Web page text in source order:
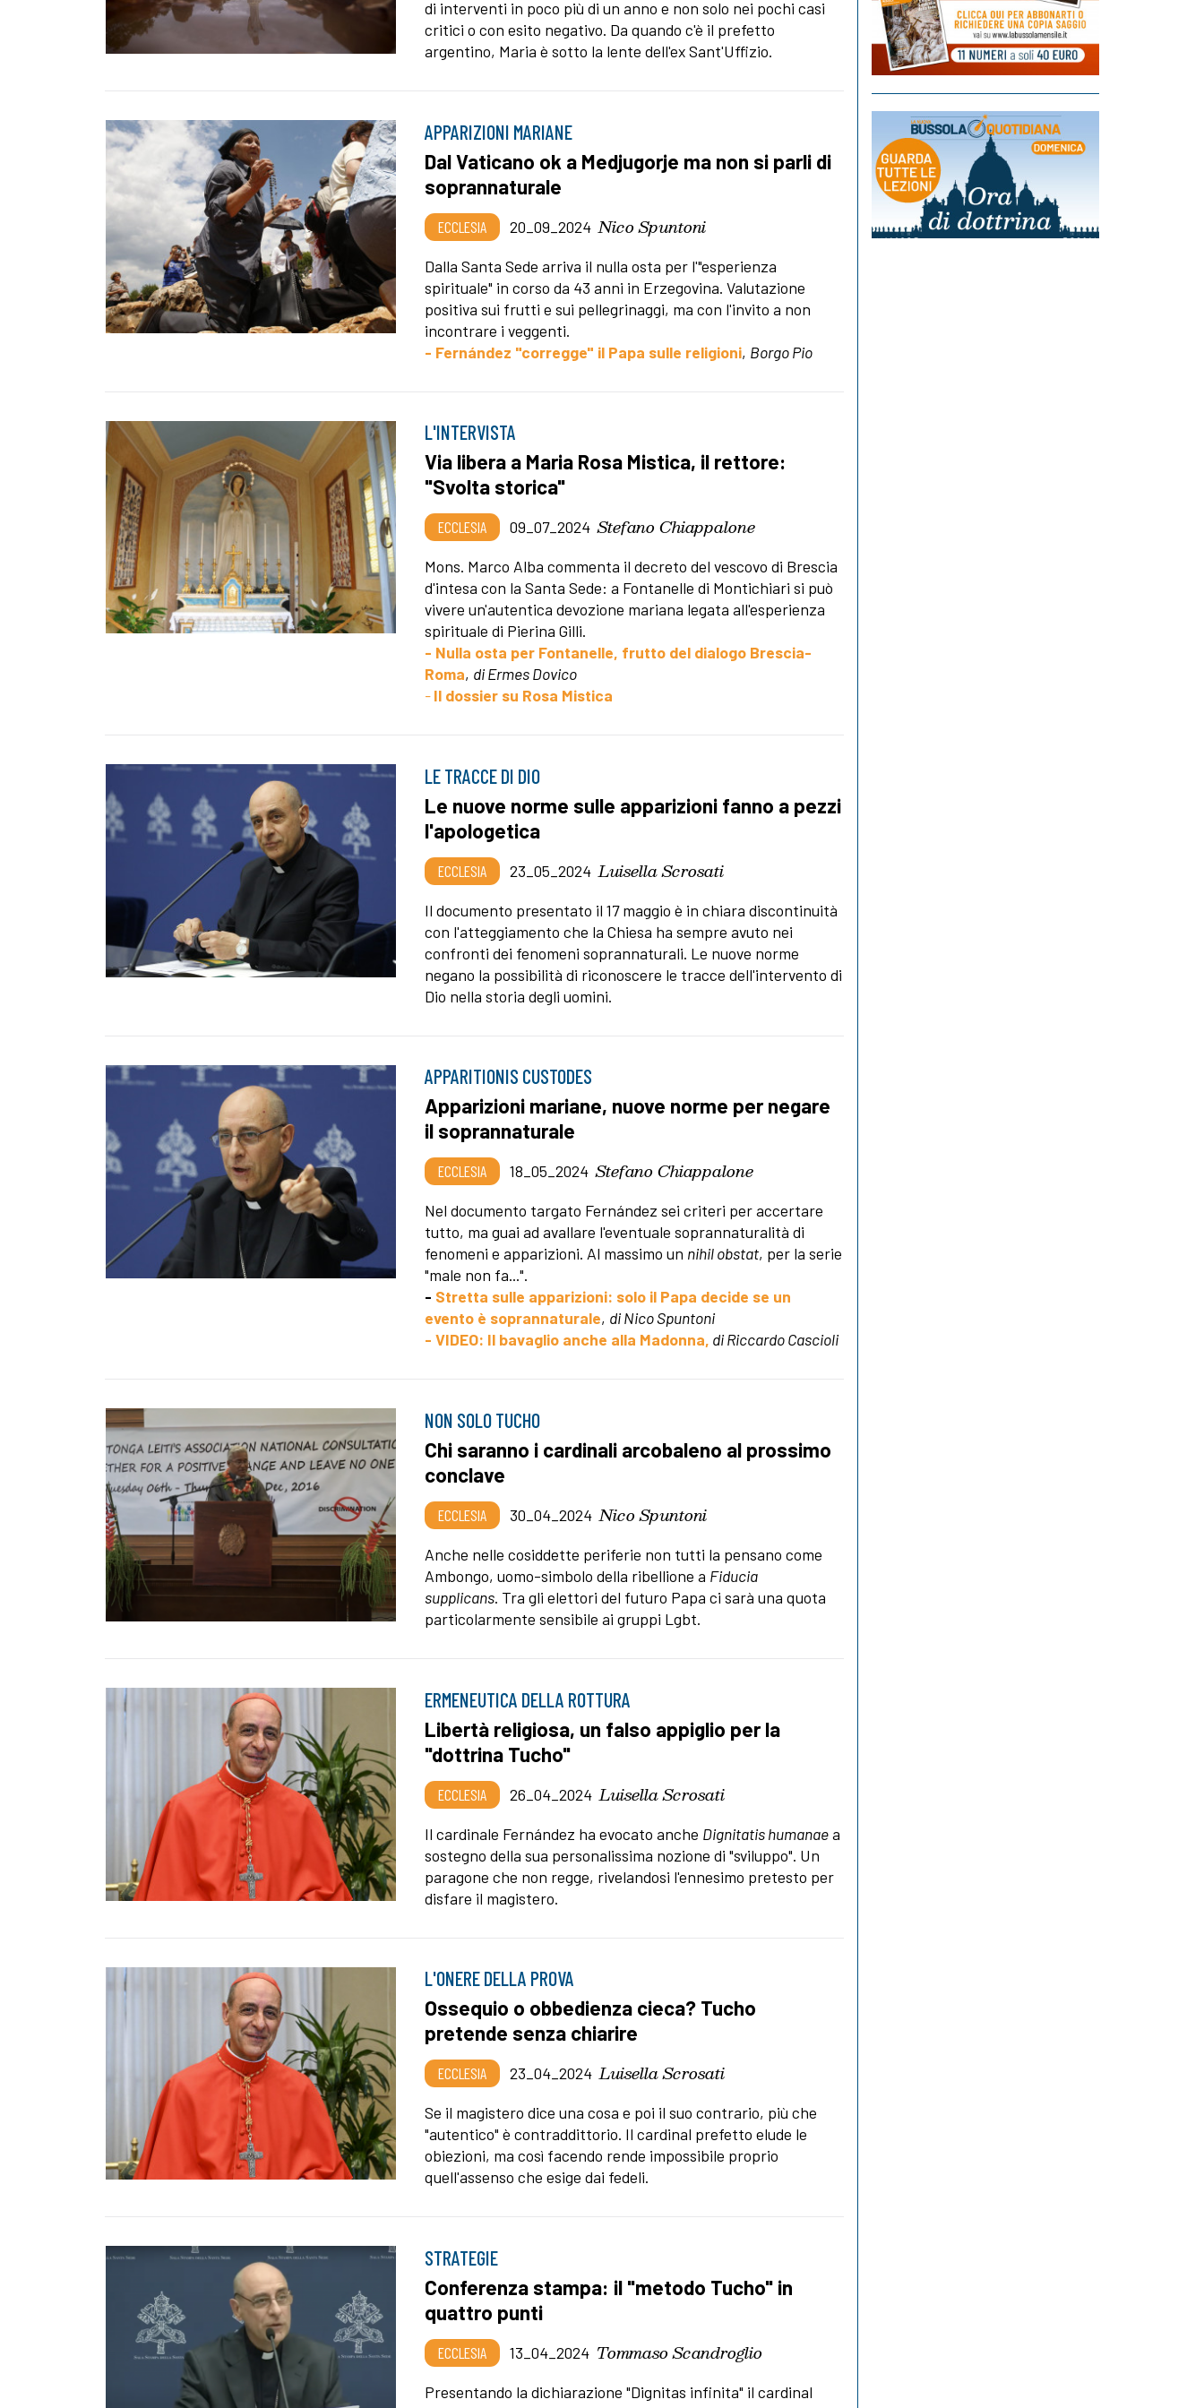
di interventi in poco più di un anno e non solo nei pochi casi
critici o con esito negativo. Da quando c'è il prefetto
argentino, Maria è sotto la lente dell'ex Sant'Uffizio.
APPARIZIONI MARIANE
Dal Vaticano ok a Medjugorje ma non si parli di
soprannaturale
ECCLESIA 20_09_2024 Nico Spuntoni
Dalla Santa Sede arriva il nulla osta per l'"esperienza
spirituale" in corso da 43 anni in Erzegovina. Valutazione
positiva sui frutti e sui pellegrinaggi, ma con l'invito a non
incontrare i veggenti.
- Fernández "corregge" il Papa sulle religioni, Borgo Pio
L'INTERVISTA
Via libera a Maria Rosa Mistica, il rettore:
"Svolta storica"
ECCLESIA 09_07_2024 Stefano Chiappalone
Mons. Marco Alba commenta il decreto del vescovo di Brescia
d'intesa con la Santa Sede: a Fontanelle di Montichiari si può
vivere un'autentica devozione mariana legata all'esperienza
spirituale di Pierina Gilli.
- Nulla osta per Fontanelle, frutto del dialogo Brescia-
Roma, di Ermes Dovico
-Il dossier su Rosa Mistica
LE TRACCE DI DIO
Le nuove norme sulle apparizioni fanno a pezzi
l'apologetica
ECCLESIA 23_05_2024 Luisella Scrosati
Il documento presentato il 17 maggio è in chiara discontinuità
con l'atteggiamento che la Chiesa ha sempre avuto nei
confronti dei fenomeni soprannaturali. Le nuove norme
negano la possibilità di riconoscere le tracce dell'intervento di
Dio nella storia degli uomini.
APPARITIONIS CUSTODES
Apparizioni mariane, nuove norme per negare
il soprannaturale
ECCLESIA 18_05_2024 Stefano Chiappalone
Nel documento targato Fernández sei criteri per accertare
tutto, ma guai ad avallare l'eventuale soprannaturalità di
fenomeni e apparizioni. Al massimo un nihil obstat, per la serie
"male non fa...".
- Stretta sulle apparizioni: solo il Papa decide se un
evento è soprannaturale, di Nico Spuntoni
- VIDEO: Il bavaglio anche alla Madonna, di Riccardo Cascioli
NON SOLO TUCHO
Chi saranno i cardinali arcobaleno al prossimo
conclave
ECCLESIA 30_04_2024 Nico Spuntoni
Anche nelle cosiddette periferie non tutti la pensano come
Ambongo, uomo-simbolo della ribellione a Fiducia
supplicans. Tra gli elettori del futuro Papa ci sarà una quota
particolarmente sensibile ai gruppi Lgbt.
ERMENEUTICA DELLA ROTTURA
Libertà religiosa, un falso appiglio per la
"dottrina Tucho"
ECCLESIA 26_04_2024 Luisella Scrosati
Il cardinale Fernández ha evocato anche Dignitatis humanaea
sostegno della sua personalissima nozione di "sviluppo". Un
paragone che non regge, rivelandosi l'ennesimo pretesto per
disfare il magistero.
L'ONERE DELLA PROVA
Ossequio o obbedienza cieca? Tucho
pretende senza chiarire
ECCLESIA 23_04_2024 Luisella Scrosati
Se il magistero dice una cosa e poi il suo contrario, più che
"autentico" è contraddittorio. Il cardinal prefetto elude le
obiezioni, ma così facendo rende impossibile proprio
quell'assenso che esige dai fedeli.
STRATEGIE
Conferenza stampa: il "metodo Tucho" in
quattro punti
ECCLESIA 13_04_2024 Tommaso Scandroglio
Presentando la dichiarazione "Dignitas infinita" il cardinal